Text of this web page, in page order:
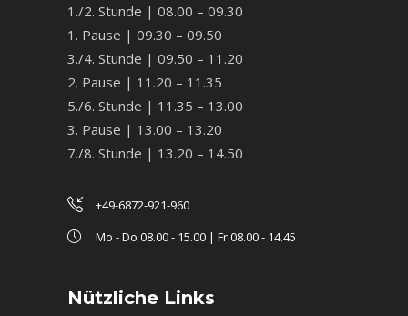
1./2. Stunde | 08.00 – 09.30
1. Pause | 09.30 – 09.50
3./4. Stunde | 09.50 – 11.20
2. Pause | 11.20 – 11.35
5./6. Stunde | 11.35 – 13.00
3. Pause | 13.00 – 13.20
7./8. Stunde | 13.20 – 14.50
+49-6872-921-960
Mo - Do 08.00 - 15.00 | Fr 08.00 - 14.45
Nützliche Links